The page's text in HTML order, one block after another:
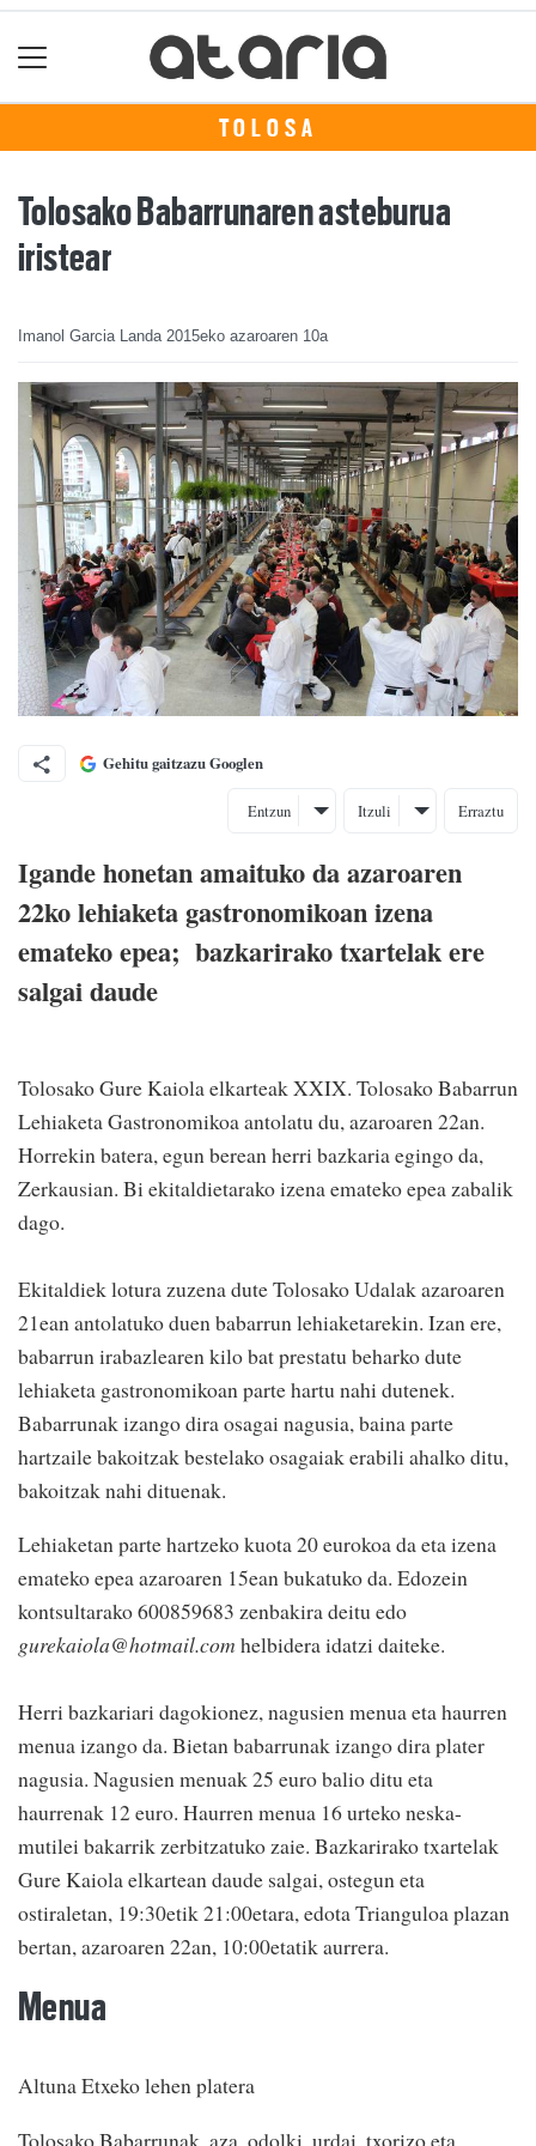
TOLOSA
Tolosako Babarrunaren asteburua
iristear
Imanol Garcia Landa 2015eko azaroaren 10a
Gehitu gaitzazu Googlen
Entzun Itzuli Erraztu
Igande honetan amaituko da azaroaren
22ko lehiaketa gastronomikoan izena
emateko epea; bazkarirako txartelak ere
salgai daude
Tolosako Gure Kaiola elkarteak XXIX. Tolosako Babarrun
Lehiaketa Gastronomikoa antolatu du, azaroaren 22an.
Horrekin batera, egun berean herri bazkaria egingo da,
Zerkausian. Bi ekitaldietarako izena emateko epea zabalik
dago.
Ekitaldiek lotura zuzena dute Tolosako Udalak azaroaren
21ean antolatuko duen babarrun lehiaketarekin. Izan ere,
babarrun irabazlearen kilo bat prestatu beharko dute
lehiaketa gastronomikoan parte hartu nahi dutenek.
Babarrunak izango dira osagai nagusia, baina parte
hartzaile bakoitzak bestelako osagaiak erabili ahalko ditu,
bakoitzak nahi dituenak.
Lehiaketan parte hartzeko kuota 20 eurokoa da eta izena
emateko epea azaroaren 15ean bukatuko da. Edozein
kontsultarako 600859683 zenbakira deitu edo
gurekaiola@hotmail.com helbidera idatzi daiteke.
Herri bazkariari dagokionez, nagusien menua eta haurren
menua izango da. Bietan babarrunak izango dira plater
nagusia. Nagusien menuak 25 euro balio ditu eta
haurrenak 12 euro. Haurren menua 16 urteko neska-
mutilei bakarrik zerbitzatuko zaie. Bazkarirako txartelak
Gure Kaiola elkartean daude salgai, ostegun eta
ostiraletan, 19:30etik 21:00etara, edota Trianguloa plazan
bertan, azaroaren 22an, 10:00etatik aurrera.
Menua
Altuna Etxeko lehen platera
Tolosako Babarrunak, aza, odolki, urdai, txorizo eta